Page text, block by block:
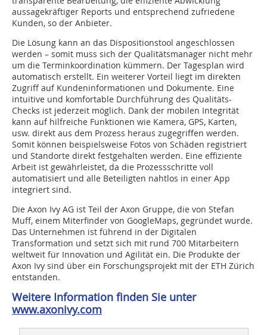
aussagekräftiger Reports und entsprechend zufriedene
Kunden, so der Anbieter.
Die Lösung kann an das Dispositionstool angeschlossen
werden – somit muss sich der Qualitätsmanager nicht mehr
um die Terminkoordination kümmern. Der Tagesplan wird
automatisch erstellt. Ein weiterer Vorteil liegt im direkten
Zugriff auf Kundeninformationen und Dokumente. Eine
intuitive und komfortable Durchführung des Qualitäts-
Checks ist jederzeit möglich. Dank der mobilen Integrität
kann auf hilfreiche Funktionen wie Kamera, GPS, Karten,
usw. direkt aus dem Prozess heraus zugegriffen werden.
Somit können beispielsweise Fotos von Schäden registriert
und Standorte direkt festgehalten werden. Eine effiziente
Arbeit ist gewährleistet, da die Prozessschritte voll
automatisiert und alle Beteiligten nahtlos in einer App
integriert sind.
Die Axon Ivy AG ist Teil der Axon Gruppe, die von Stefan
Muff, einem Miterfinder von GoogleMaps, gegründet wurde.
Das Unternehmen ist führend in der Digitalen
Transformation und setzt sich mit rund 700 Mitarbeitern
weltweit für Innovation und Agilität ein. Die Produkte der
Axon Ivy sind über ein Forschungsprojekt mit der ETH Zürich
entstanden.
Weitere Information finden Sie unter
www.axonivy.com